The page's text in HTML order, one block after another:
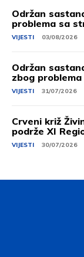
Održan
problema sa
VIJESTI 03/08/2026
Održan
zbog
VIJESTI 31/07/2026
Crveni križ
podrže XI
VIJESTI 30/07/2026